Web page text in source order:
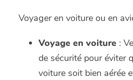
Voyager en voiture ou en
Voyage en voiture :
de sécurité pour éviter
voiture soit bien aérée